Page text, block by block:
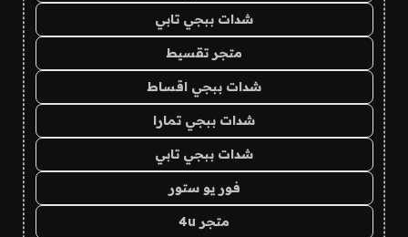
شدات ببجي تابي
متجر تقسيط
شدات ببجي اقساط
شدات ببجي تمارا
شدات ببجي تابي
فور يو ستور
متجر 4u